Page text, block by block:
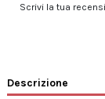
Scrivi la tua
Descrizione